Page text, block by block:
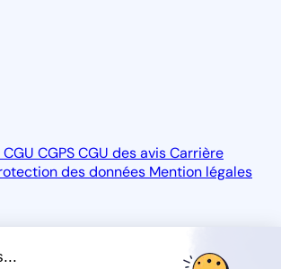
CGU CGPSCGU des avisCarrière
des données Mention légales